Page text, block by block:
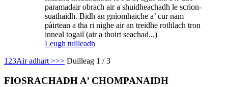
paramadair obrach air a shuidheachadh le scrion-
suathaidh. Bidh an gnìomhaiche a’ cur nam
pàirtean a tha ri nighe air an treidhe rothlach tron
inneal togail (air a thoirt seachad...)
Leugh tuilleadh
1 23Air adhart >>> Duilleag 1 / 3
FIOSRACHADH A’ CHOMPANAIDH